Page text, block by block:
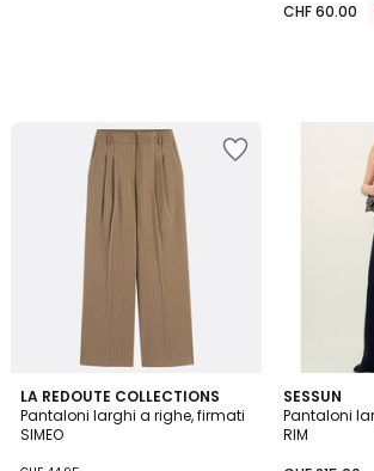
CHF 60.00
LA REDOUTE COLLECTIONS
Pantaloni larghi a righe, firmati
SIMEO
4.2
/ 5
SESSUN
Pantaloni
RIM